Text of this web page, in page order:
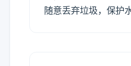
随意丢弃垃圾，保护